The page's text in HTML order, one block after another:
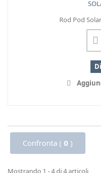
Rod Pod
Confronta ( 0 )
Mostrando 1 - 4 di 4 articoli